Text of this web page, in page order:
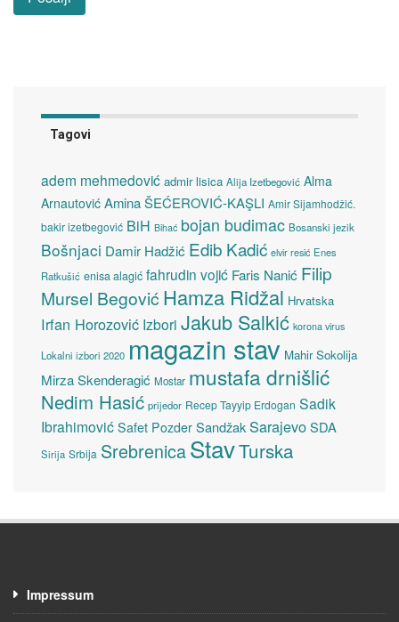
Tagovi
adem mehmedović admir lisica Alija Izetbegović Alma
Arnautović Amina ŠEĆEROVIĆ-KAŞLI Amir Sijamhodžić.
bakir izetbegović BiH Bihać bojan budimac Bosanski jezik
Bošnjaci Damir Hadžić Edib Kadić elvir resić Enes
Ratkušić enisa alagić fahrudin vojić Faris Nanić Filip
Mursel Begović Hamza Ridžal Hrvatska
Irfan Horozović Izbori Jakub Salkić korona virus
Lokalni izbori 2020 magazin stav Mahir Sokolija
Mirza Skenderagić Mostar mustafa drnišlić
Nedim Hasić prijedor Recep Tayyip Erdogan Sadik
Ibrahimović Safet Pozder SandžakSarajevoSDA
Sirija Srbija SrebrenicaStavTurska
Impressum